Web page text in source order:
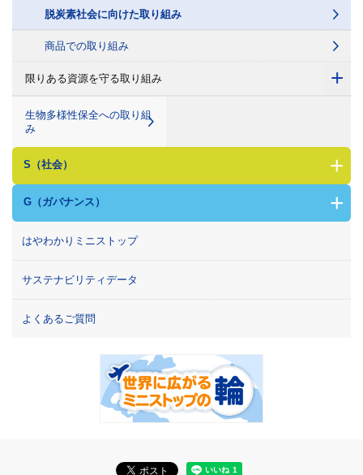
脱炭素社会に向けた取り組み
商品での取り組み
限りある資源を守る取り組み +
生物多様性保全への取り組
み
S（社会） +
G（ガバナンス） +
はやわかりミニストップ
サステナビリティデータ
よくあるご質問